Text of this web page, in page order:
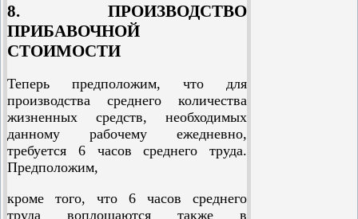
количество неоплаченного труда,
ведет к тому, что собственник средств
труда, полностью или частично
ссужающий их капиталисту-
предпринимателю, словом,
капиталист, ссужающий деньги,
получает возможность требовать себе
другую часть этой прибавочной
стоимости под названием процента.
Таким образом, капиталисту-
предпринимателю как таковому
остается только то, что называется
промышленной, или коммерческой,
8. ПРОИЗВОДСТВО
ПРИБАВОЧНОЙ
СТОИМОСТИ
Теперь предположим, что для
производства среднего количества
жизненных средств, необходимых
данному рабочему ежедневно,
требуется 6 часов среднего труда.
Предположим,
кроме того, что 6 часов среднего
труда воплощаются также в